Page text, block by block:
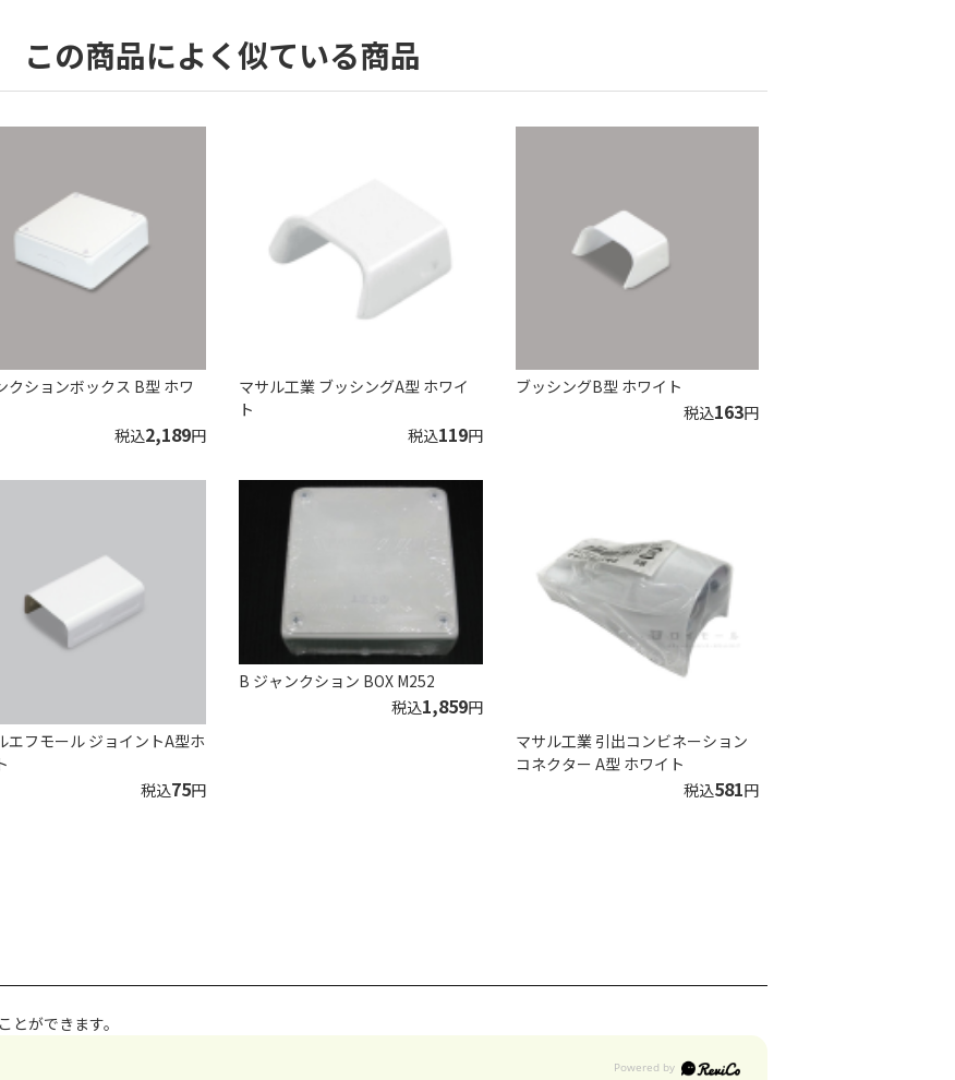
この商品によく似ている商品
クションボックス B型 ホワ
税込2,189円
マサル工業 ブッシングA型 ホワイ
ト
税込119円
ブッシングB型 ホワイト
税込163円
エフモール ジョイントA型ホ
税込75円
B ジャンクション BOX M252
税込1,859円
マサル工業 引出コンビネーション
コネクター A型 ホワイト
税込581円
ができます。